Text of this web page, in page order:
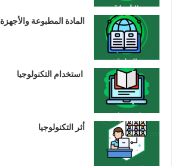
المادة المطبوعة والأجهزة
استخدام التكنولوجيا
أثر التكنولوجيا